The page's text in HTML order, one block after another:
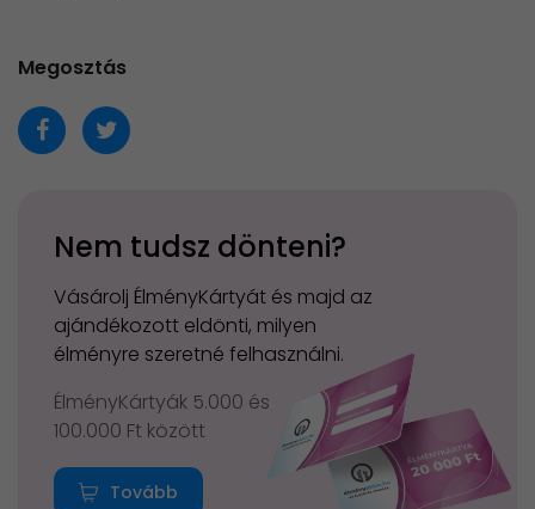
Megosztás
Nem tudsz dönteni?
Vásárolj ÉlményKártyát és majd az
ajándékozott eldönti, milyen
élményre szeretné felhasználni.
ÉlményKártyák 5.000 és
100.000 Ft között
Tovább